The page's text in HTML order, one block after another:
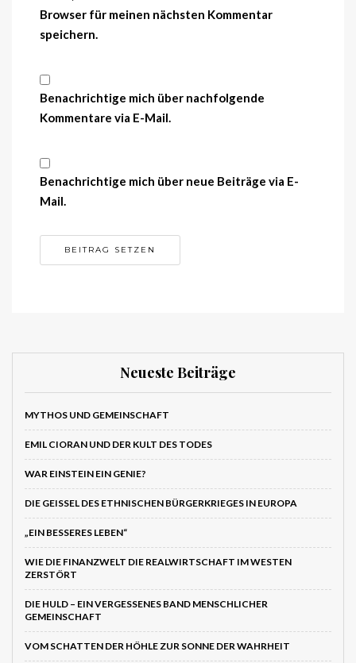
Browser für meinen nächsten Kommentar
speichern.
Benachrichtige mich über nachfolgende
Kommentare via E-Mail.
Benachrichtige mich über neue Beiträge via E-
Mail.
Neueste Beiträge
MYTHOS UND GEMEINSCHAFT
EMIL CIORAN UND DER KULT DES TODES
WAR EINSTEIN EIN GENIE?
DIE GEISSEL DES ETHNISCHEN BÜRGERKRIEGES IN EUROPA
„EIN BESSERES LEBEN“
WIE DIE FINANZWELT DIE REALWIRTSCHAFT IM WESTEN
ZERSTÖRT
DIE HULD – EIN VERGESSENES BAND MENSCHLICHER
GEMEINSCHAFT
VOM SCHATTEN DER HÖHLE ZUR SONNE DER WAHRHEIT